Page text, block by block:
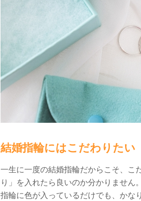
結婚指輪にはこだわりたい
一生に一度の結婚指輪だからこそ、こ
り」を入れたら良いのか分かりません
指輪に色が入っているだけでも、かな